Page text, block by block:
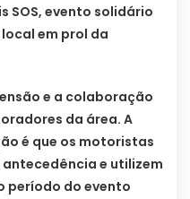
SOS, evento solidário
em prol da
e a colaboração
da área. A
é que os motoristas
e utilizem
período do evento